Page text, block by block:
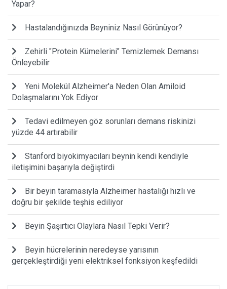
Yapar?
Hastalandığınızda Beyniniz Nasıl Görünüyor?
Zehirli "Protein Kümelerini" Temizlemek Demansı
Önleyebilir
Yeni Molekül Alzheimer'a Neden Olan Amiloid
Dolaşmalarını Yok Ediyor
Tedavi edilmeyen göz sorunları demans riskinizi
yüzde 44 artırabilir
Stanford biyokimyacıları beynin kendi kendiyle
iletişimini başarıyla değiştirdi
Bir beyin taramasıyla Alzheimer hastalığı hızlı ve
doğru bir şekilde teşhis ediliyor
Beyin Şaşırtıcı Olaylara Nasıl Tepki Verir?
Beyin hücrelerinin neredeyse yarısının
gerçekleştirdiği yeni elektriksel fonksiyon keşfedildi